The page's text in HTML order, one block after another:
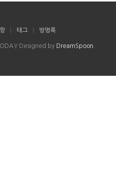
태그 방명록
Designed by DreamSpoon